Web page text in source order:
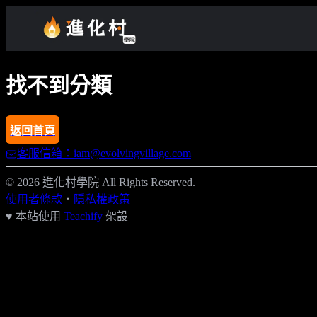
找不到分類
返回首頁
客服信箱：iam@evolvingvillage.com
© 2026 進化村學院 All Rights Reserved.
使用者條款 ． 隱私權政策
♥ 本站使用 Teachify 架設